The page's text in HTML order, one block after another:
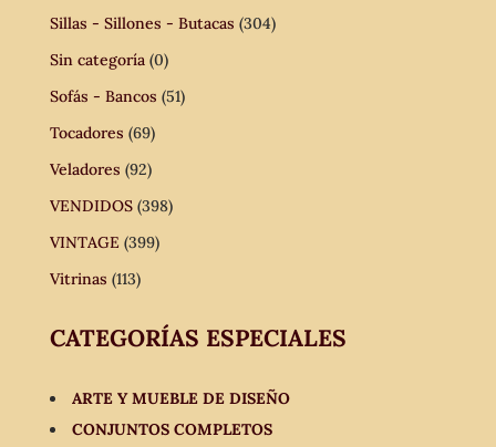
Sillas - Sillones - Butacas (304)
Sin categoría (0)
Sofás - Bancos (51)
Tocadores (69)
Veladores (92)
VENDIDOS (398)
VINTAGE (399)
Vitrinas (113)
CATEGORÍAS ESPECIALES
ARTE Y MUEBLE DE DISEÑO
CONJUNTOS COMPLETOS